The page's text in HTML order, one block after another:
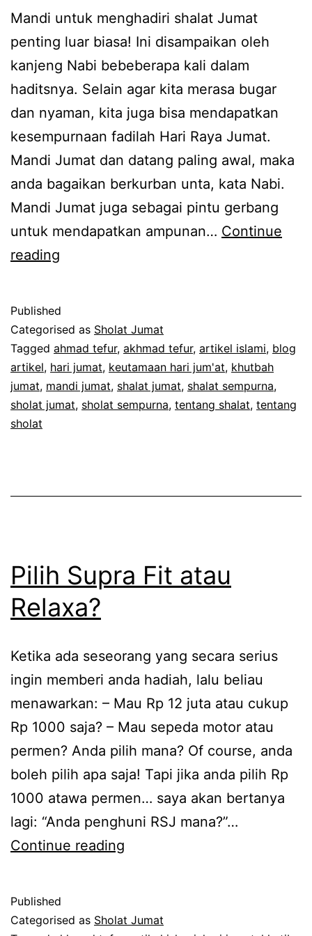
Mandi untuk menghadiri shalat Jumat
penting luar biasa! Ini disampaikan oleh
kanjeng Nabi bebeberapa kali dalam
haditsnya. Selain agar kita merasa bugar
dan nyaman, kita juga bisa mendapatkan
kesempurnaan fadilah Hari Raya Jumat.
Mandi Jumat dan datang paling awal, maka
anda bagaikan berkurban unta, kata Nabi.
Mandi Jumat juga sebagai pintu gerbang
untuk mendapatkan ampunan… Continue
reading
Jumat
Bagi
Pekerja
Published
Categorised as Sholat Jumat
Tagged ahmad tefur, akhmad tefur, artikel islami, blog
artikel, hari jumat, keutamaan hari jum'at, khutbah
jumat, mandi jumat, shalat jumat, shalat sempurna,
sholat jumat, sholat sempurna, tentang shalat, tentang
sholat
Pilih Supra Fit atau
Relaxa?
Ketika ada seseorang yang secara serius
ingin memberi anda hadiah, lalu beliau
menawarkan: – Mau Rp 12 juta atau cukup
Rp 1000 saja? – Mau sepeda motor atau
permen? Anda pilih mana? Of course, anda
boleh pilih apa saja! Tapi jika anda pilih Rp
1000 atawa permen… saya akan bertanya
lagi: “Anda penghuni RSJ mana?”…
Continue reading
atau
Published
Categorised as Sholat Jumat